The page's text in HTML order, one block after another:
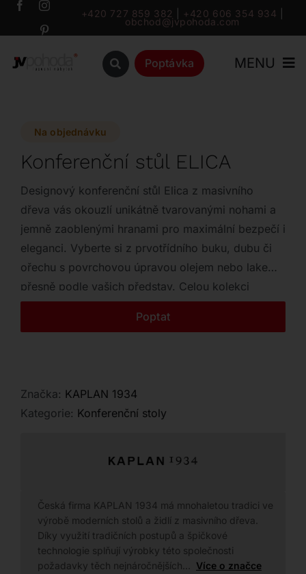
Přeskočit
+420 727 859 382 +420 606 354 934
obchod@jvpohoda.com
Poptávka MENU
Katalog
Značky
Outlet
Kontakt
Na objednávku
Konferenční stůl ELICA
Designový konferenční stůl Elica z masivního
dřeva vás okouzlí unikátně tvarovanými nohami a
jemně zaoblenými hranami pro maximální bezpečí i
eleganci. Vyberte si z prvotřídního buku, dubu či
ořechu s povrchovou úpravou olejem nebo lakem
přesně podle vašich představ. Celou kolekci
můžete doplnit také o jídelní stůl a židle ve
Poptat
Značka: KAPLAN 1934
Kategorie: Konferenční stoly
Česká firma KAPLAN 1934 má mnohaletou tradici ve
výrobě moderních stolů a židlí z masivního dřeva.
Díky využití tradičních postupů a špičkové
technologie splňují výrobky této společnosti
požadavky těch nejnáročnějších… Více o značce